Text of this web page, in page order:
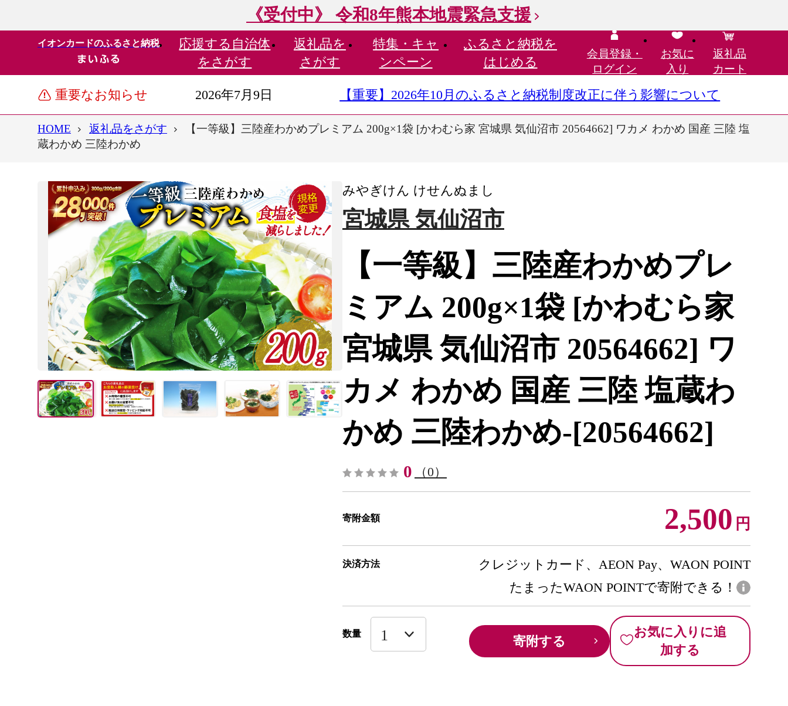
《受付中》 令和8年熊本地震緊急支援
イオンカードのふるさと納税 応援する 自治体
をさがす
返礼品を
さがす
特集・ キャ
ンペーン
ふるさと納税を
はじめる
会員登録・
ログイン
お気に
入り
返礼品
カート
重要なお知らせ 2026年7月9日 【重要】2026年10月のふるさと納税制度改正に伴う影響について
HOME 返礼品をさがす
【一等級】三陸産わかめプレミアム 200g×1袋 [かわむら家 宮城県 気仙沼市 20564662] ワカメ わかめ 国産 三陸 塩
蔵わかめ 三陸わかめ
みやぎけん けせんぬまし
宮城県 気仙沼市
【一等級】三陸産わかめプレ
ミアム 200g×1袋 [かわむら家
宮城県 気仙沼市 20564662] ワ
カメ わかめ 国産 三陸 塩蔵わ
かめ 三陸わかめ-[20564662]
0 （0）
寄附金額 2,500 円
決済方法
クレジットカード、AEON Pay、WAON POINT
たまったWAON POINTで寄附できる！
数量 寄附する
お気に入りに追
加する